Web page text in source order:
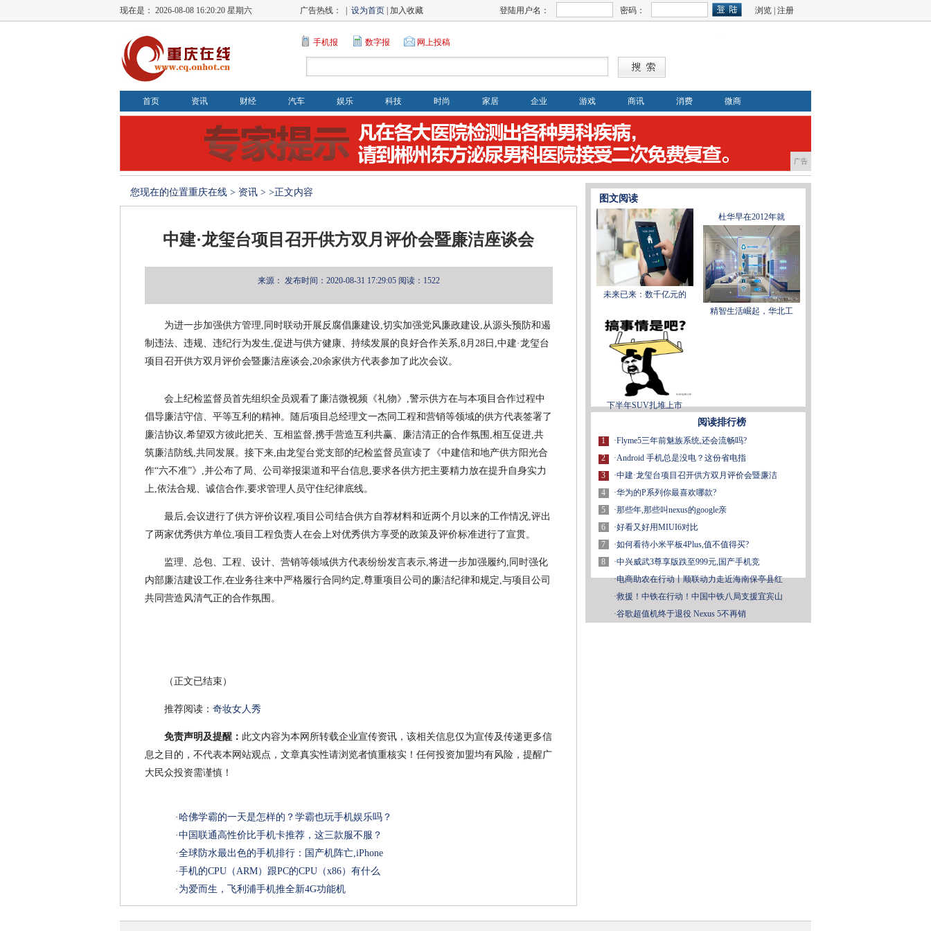
现在是： 2026-08-08 16:20:20 星期六 广告热线： | 设为首页 | 加入收藏 登陆用户名： 密码： 浏览 注册
手机报 数字报 网上投稿
首页 资讯 财经 汽车 娱乐 科技 时尚 家居 企业 游戏 商讯 消费 微商
广告
您现在的位置重庆在线 > 资讯 > >正文内容
中建·龙玺台项目召开供方双月评价会暨廉洁座谈会
来源： 发布时间：2020-08-31 17:29:05 阅读：1522
为进一步加强供方管理,同时联动开展反腐倡廉建设,切实加强党风廉政建设,从源头预防和遏
制违法、违规、违纪行为发生,促进与供方健康、持续发展的良好合作关系,8月28日,中建·龙玺台
项目召开供方双月评价会暨廉洁座谈会,20余家供方代表参加了此次会议。
会上纪检监督员首先组织全员观看了廉洁微视频《礼物》,警示供方在与本项目合作过程中
倡导廉洁守信、平等互利的精神。随后项目总经理文一杰同工程和营销等领域的供方代表签署了
廉洁协议,希望双方彼此把关、互相监督,携手营造互利共赢、廉洁清正的合作氛围,相互促进,共
筑廉洁防线,共同发展。接下来,由龙玺台党支部的纪检监督员宣读了《中建信和地产供方阳光合
作“六不准”》,并公布了局、公司举报渠道和平台信息,要求各供方把主要精力放在提升自身实力
上,依法合规、诚信合作,要求管理人员守住纪律底线。
最后,会议进行了供方评价议程,项目公司结合供方自荐材料和近两个月以来的工作情况,评出
了两家优秀供方单位,项目工程负责人在会上对优秀供方享受的政策及评价标准进行了宣贯。
监理、总包、工程、设计、营销等领域供方代表纷纷发言表示,将进一步加强履约,同时强化
内部廉洁建设工作,在业务往来中严格履行合同约定,尊重项目公司的廉洁纪律和规定,与项目公司
共同营造风清气正的合作氛围。
（正文已结束）
推荐阅读： 奇妆女人秀
免责声明及提醒： 此文内容为本网所转载企业宣传资讯，该相关信息仅为宣传及传递更多信
息之目的，不代表本网站观点，文章真实性请浏览者慎重核实！任何投资加盟均有风险，提醒广
大民众投资需谨慎！
·哈佛学霸的一天是怎样的？学霸也玩手机娱乐吗？
·中国联通高性价比手机卡推荐，这三款服不服？
·全球防水最出色的手机排行：国产机阵亡,iPhone
·手机的CPU（ARM）跟PC的CPU（x86）有什么
· 为爱而生，飞利浦手机推全新4G功能机
图文阅读
未来已来：数千亿元的
杜华早在2012年就
精智生活崛起，华北工
下半年SUV扎堆上市
阅读排行榜
1
2
3
4
5
6
7
8
·Flyme5三年前魅族系统,还会流畅吗?
·Android 手机总是没电？这份省电指
·中建·龙玺台项目召开供方双月评价会暨廉洁
·华为的P系列你最喜欢哪款?
·那些年,那些叫nexus的google亲
·好看又好用MIUI6对比
·如何看待小米平板4Plus,值不值得买?
·中兴威武3尊享版跌至999元,国产手机竞
·电商助农在行动丨顺联动力走近海南保亭县红
·救援！中铁在行动！中国中铁八局支援宜宾山
·谷歌超值机终于退役 Nexus 5不再销